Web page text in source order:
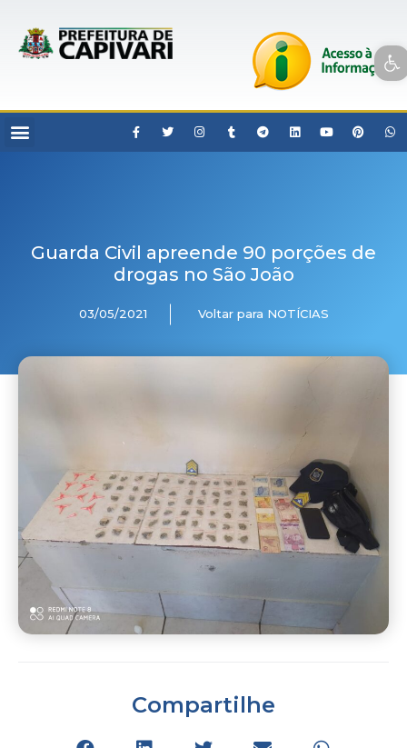
Open toolbar
Guarda Civil apreende 90 porções de
drogas no São João
03/05/2021 Voltar para NOTÍCIAS
Compartilhe